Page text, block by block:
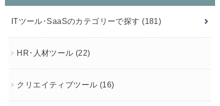
ITツール･SaaSのカテゴリーで探す (181)
HR･人材ツール (22)
クリエイティブツール (16)